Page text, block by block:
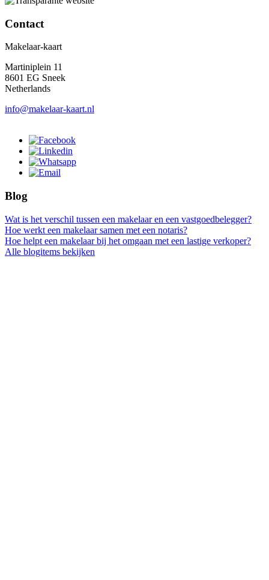
Contact
Makelaar-kaart
Martiniplein 11
8601 EG Sneek
Netherlands
info@makelaar-kaart.nl
Blog
Wat is het verschil tussen een makelaar en een vastgoedbelegger?
Hoe werkt een makelaar samen met een notaris?
Hoe helpt een makelaar bij het omgaan met een lastige verkoper?
Alle blogitems bekijken